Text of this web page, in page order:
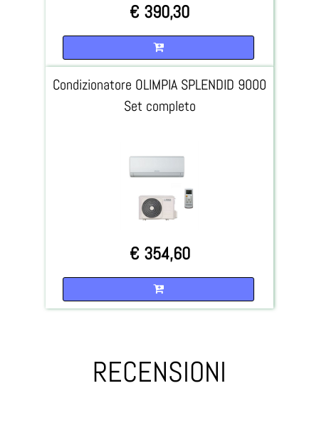
€ 390,30
Condizionatore OLIMPIA SPLENDID 9000
Set completo
€ 354,60
RECENSIONI